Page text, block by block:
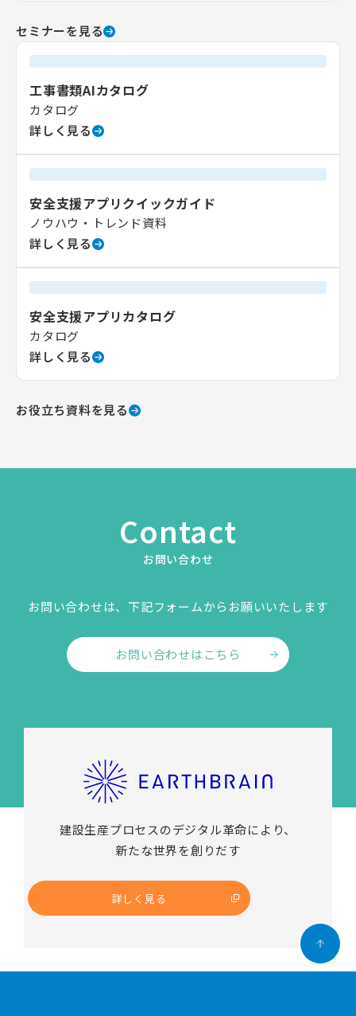
セミナーを見る
工事書類AIカタログ
カタログ
詳しく見る
安全支援アプリクイックガイド
ノウハウ・トレンド資料
詳しく見る
安全支援アプリカタログ
カタログ
詳しく見る
お役立ち資料を見る
Contact
お問い合わせ
お問い合わせは、下記フォームからお願いいたします
お問い合わせはこちら
建設生産プロセスのデジタル革命により、
新たな世界を創りだす
詳しく見る